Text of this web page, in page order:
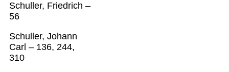
Schuller, Friedrich –
56
Schuller, Johann
Carl – 136, 244,
310